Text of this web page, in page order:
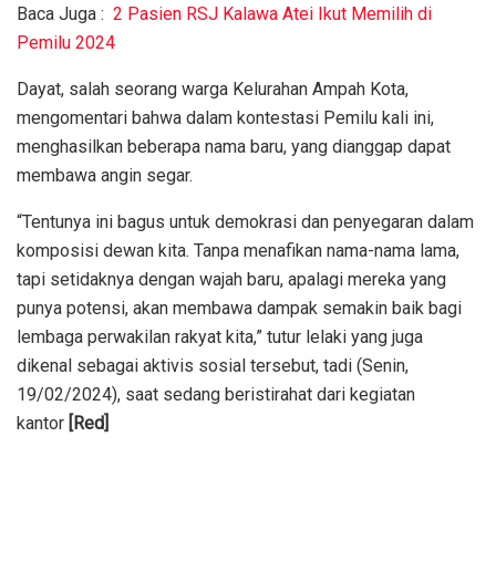
Baca Juga : 2 Pasien RSJ Kalawa Atei Ikut Memilih di
Pemilu 2024
Dayat, salah seorang warga Kelurahan Ampah Kota,
mengomentari bahwa dalam kontestasi Pemilu kali ini,
menghasilkan beberapa nama baru, yang dianggap dapat
membawa angin segar.
“Tentunya ini bagus untuk demokrasi dan penyegaran dalam
komposisi dewan kita. Tanpa menafikan nama-nama lama,
tapi setidaknya dengan wajah baru, apalagi mereka yang
punya potensi, akan membawa dampak semakin baik bagi
lembaga perwakilan rakyat kita,” tutur lelaki yang juga
dikenal sebagai aktivis sosial tersebut, tadi (Senin,
19/02/2024), saat sedang beristirahat dari kegiatan
kantor [Red]